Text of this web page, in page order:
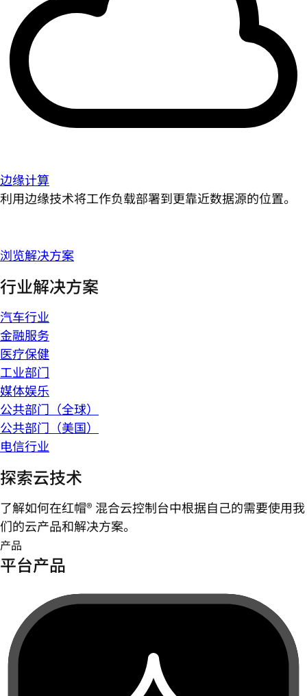
边缘计算
利用边缘技术将工作负载部署到更靠近数据源的位置。
浏览解决方案
行业解决方案
汽车行业
金融服务
医疗保健
工业部门
媒体娱乐
公共部门（全球）
公共部门（美国）
电信行业
探索云技术
了解如何在红帽® 混合云控制台中根据自己的需要使用我
们的云产品和解决方案。
产品
平台产品